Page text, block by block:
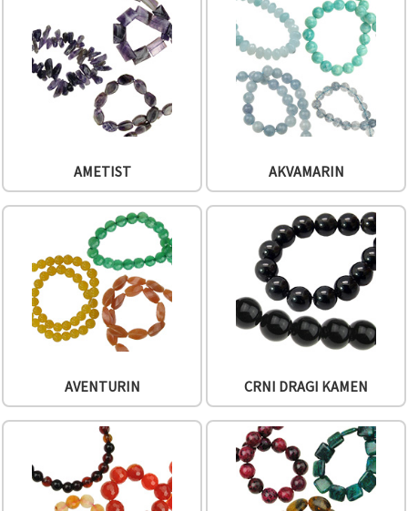
uz pomoć
naših
partnera za
analitiku i
marketing.
"Prihvati
sve!" Ili
preferencije
Postavkama
odabirom
određene
kolačića i
Postavke
AMETIST AKVAMARIN
AVENTURIN CRNI DRAGI KAMEN